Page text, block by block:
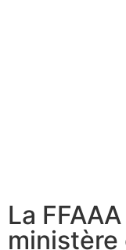
La
ministère